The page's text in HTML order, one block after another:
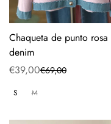
Chaqueta de punto rosa
denim
Precio
de
€39,00
Precio
regular
€69,00
S M